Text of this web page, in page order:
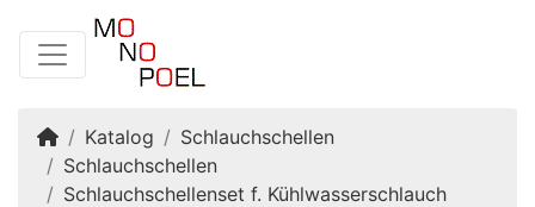
Startseite
Katalog
Schlauchschellen
Schlauchschellen
Schlauchschellenset f. Kühlwasserschlauch